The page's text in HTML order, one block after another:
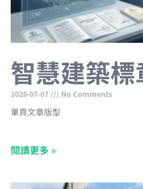
智慧建築
2026-07-07 No Comments
單頁文章版型
閱讀更多 »